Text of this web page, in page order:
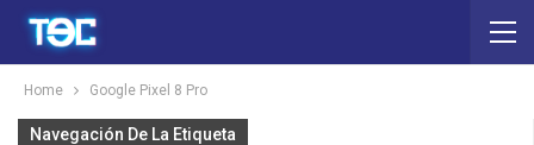
Home Google Pixel 8 Pro
Navegación De La Etiqueta